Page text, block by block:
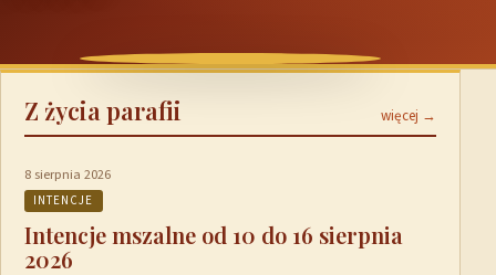
Z życia parafii więcej →
8 sierpnia 2026
INTENCJE
Intencje mszalne od 10 do 16 sierpnia
2026